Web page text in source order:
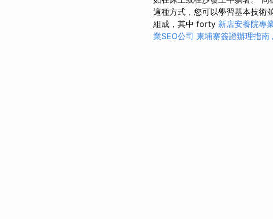
這種方式，您可以學習基本技術
組成，其中 forty 新店安養院專
業SEO公司 柬埔寨簽證辦理指南